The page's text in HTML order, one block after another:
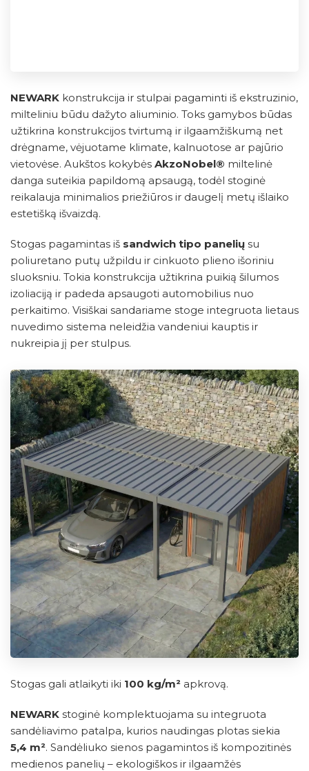
NEWARK konstrukcija ir stulpai pagaminti iš ekstruzinio,
milteliniu būdu dažyto aliuminio. Toks gamybos būdas
užtikrina konstrukcijos tvirtumą ir ilgaamžiškumą net
drėgname, vėjuotame klimate, kalnuotose ar pajūrio
vietovėse. Aukštos kokybės AkzoNobel® miltelinė
danga suteikia papildomą apsaugą, todėl stoginė
reikalauja minimalios priežiūros ir daugelį metų išlaiko
estetišką išvaizdą.
Stogas pagamintas iš sandwich tipo panelių su
poliuretano putų užpildu ir cinkuoto plieno išoriniu
sluoksniu. Tokia konstrukcija užtikrina puikią šilumos
izoliaciją ir padeda apsaugoti automobilius nuo
perkaitimo. Visiškai sandariame stoge integruota lietaus
nuvedimo sistema neleidžia vandeniui kauptis ir
nukreipia jį per stulpus.
Stogas gali atlaikyti iki 100 kg/m² apkrovą.
NEWARK stoginė komplektuojama su integruota
sandėliavimo patalpa, kurios naudingas plotas siekia
5,4 m². Sandėliuko sienos pagamintos iš kompozitinės
medienos panelių – ekologiškos ir ilgaamžės